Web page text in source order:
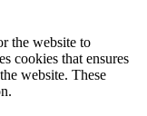
the website to
cookies that ensures
website. These